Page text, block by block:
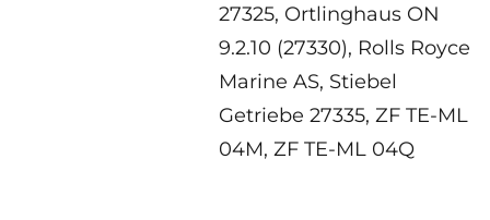
27325, Ortlinghaus ON
9.2.10 (27330), Rolls Royce
Marine AS, Stiebel
Getriebe 27335, ZF TE-ML
04M, ZF TE-ML 04Q